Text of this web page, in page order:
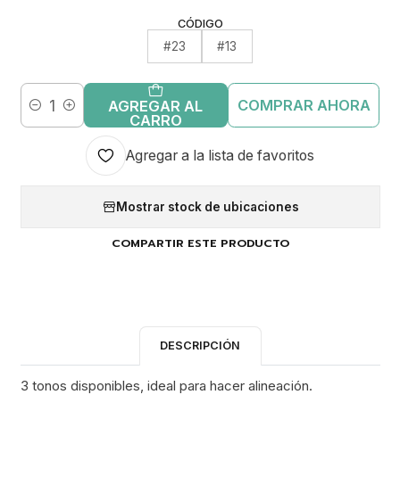
CÓDIGO
#23 #13
Cantidad
AGREGAR AL
CARRO
COMPRAR AHORA
Agregar a la lista de favoritos
Mostrar stock de ubicaciones
COMPARTIR ESTE PRODUCTO
DESCRIPCIÓN
3 tonos disponibles, ideal para hacer alineación.